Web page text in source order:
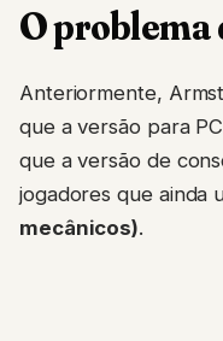
O problema
Anteriormente,
que a versão para
que a versão de
jogadores que ainda
mecânicos).